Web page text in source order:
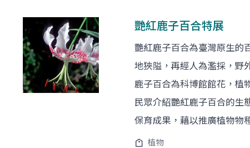
艷紅鹿子百合特展
艷紅鹿子百合為臺灣原生的
地狹隘，再經人為濫採，野
鹿子百合為科博館館花，植
民眾介紹艷紅鹿子百合的生
保育成果，藉以推廣植物物
植物